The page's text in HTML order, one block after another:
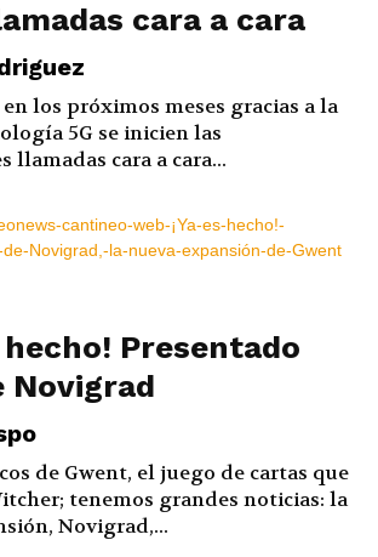
cara a cara
los próximos meses gracias a la
5G se inicien las
llamadas cara a cara...
hecho! Presentado
Novigrad
de Gwent, el juego de cartas que
tenemos grandes noticias: la
Novigrad,...